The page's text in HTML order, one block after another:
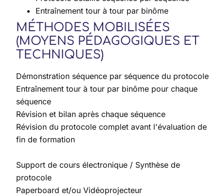
Entraînement tour à tour par binôme
MÉTHODES MOBILISÉES
(MOYENS PÉDAGOGIQUES ET
TECHNIQUES)
Démonstration séquence par séquence du protocole
Entraînement tour à tour par binôme pour chaque
séquence
Révision et bilan après chaque séquence
Révision du protocole complet avant l'évaluation de
fin de formation
Support de cours électronique / Synthèse de
protocole
Paperboard et/ou Vidéoprojecteur